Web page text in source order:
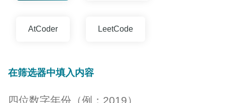
AtCoder LeetCode
在筛选器中填入内容